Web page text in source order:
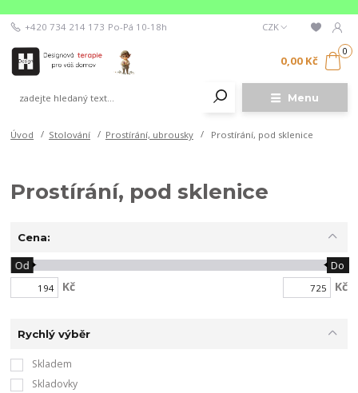
Menu
CZK
+420 734 214 173 Po-Pá 10-18h
0
0,00 Kč
Úvod Stolování Prostírání, ubrousky Prostírání, pod sklenice
Prostírání, pod sklenice
Cena:
Kč
Od Do
Kč
Rychlý výběr
Skladem
Skladovky